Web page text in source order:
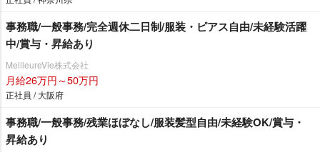
事務職/一般事務/完全週休二日制/服装・ピアス自由/未経験活躍
中/賞与・昇給あり
MeilleureVie株式会社
月給26万円～50万円
正社員 / 大阪府
事務職/一般事務/残業ほぼなし/服装髪型自由/未経験OK/賞与・
昇給あり